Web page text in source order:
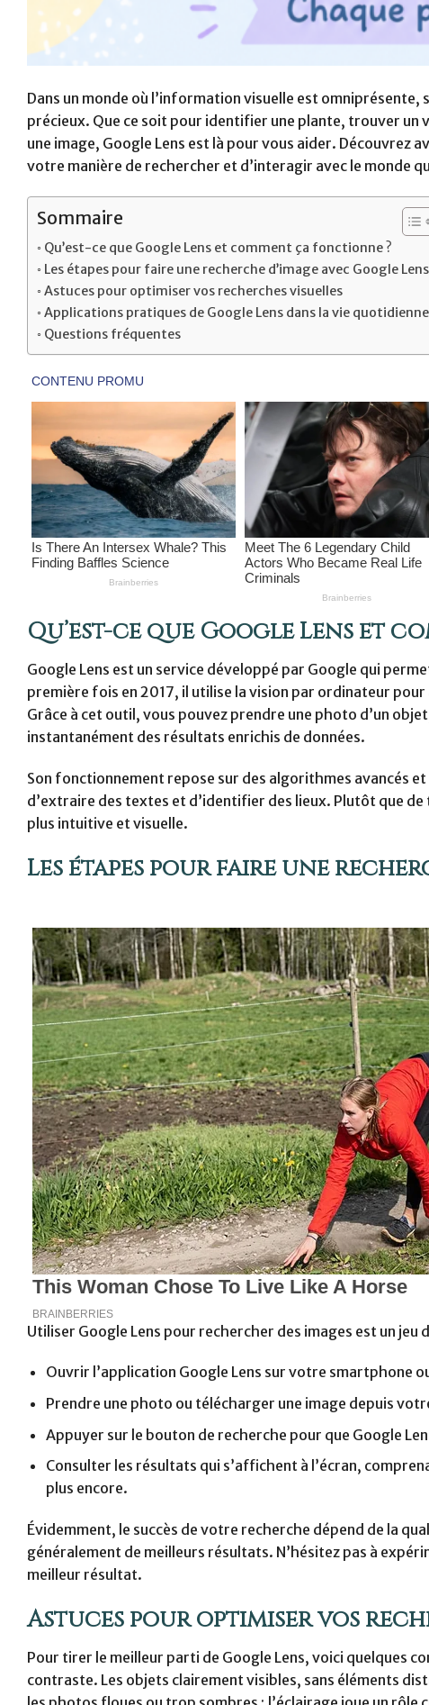
Dans un monde où l’information visuelle est
précieux. Que ce soit pour identifier une plante, trouver
une image, Google Lens est là pour vous aider.
votre manière de rechercher et d’interagir avec le monde
Sommaire
Qu’est-ce que Google Lens et comment ça fonctionne ?
Les étapes pour faire une recherche d’image avec Google Lens
Astuces pour optimiser vos recherches visuelles
Applications pratiques de Google Lens dans la vie quotidienne
Questions fréquentes
Qu’est-ce que Google Lens et
Google Lens est un service développé par Google qui
première fois en 2017, il utilise la vision par ordinateur
Grâce à cet outil, vous pouvez prendre une photo d’un
instantanément des résultats enrichis de données.
Son fonctionnement repose sur des algorithmes avancés
d’extraire des textes et d’identifier des lieux. Plutôt que
plus intuitive et visuelle.
Les étapes pour faire une
Utiliser Google Lens pour rechercher des images est un jeu
Ouvrir l’application Google Lens sur votre smartphone
Prendre une photo ou télécharger une image depuis
Appuyer sur le bouton de recherche pour que Google
Consulter les résultats qui s’affichent à l’écran,
plus encore.
Évidemment, le succès de votre recherche dépend de la
généralement de meilleurs résultats. N’hésitez pas à
meilleur résultat.
Astuces pour optimiser vos
Pour tirer le meilleur parti de Google Lens, voici quelques
contraste. Les objets clairement visibles, sans éléments